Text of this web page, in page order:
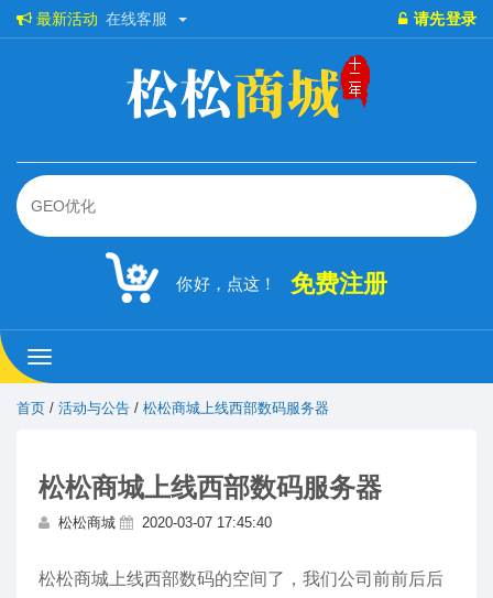
请先登录
最新活动 在线客服
你好，点这！ 免费注册
松
松
城
首页 / 活动与公告 / 松松商城上线西部数码服务器
松松商城上线西部数码服务器
松松商城 2020-03-07 17:45:40
松松商城上线西部数码的空间了，我们公司前前后后